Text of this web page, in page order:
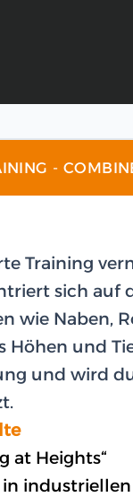
-
Training
sich auf
wie Naben,
und
und wird
at Heights“